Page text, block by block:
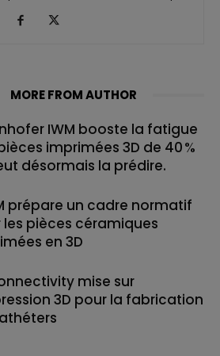
MORE FROM AUTHOR
IWM booste la fatigue
imprimées 3D de 40 %
désormais la prédire.
prépare un cadre normatif
les pièces céramiques
en 3D
mise sur
3D pour la fabrication